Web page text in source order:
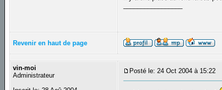
Revenir en haut de page
vin-moi
Administrateur
Posté le: 24 Oct 2004 à 15:22